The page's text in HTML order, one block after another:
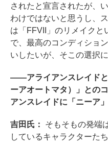
されたと宣言されたが、
わけではないと思うし、
は「FFVII」のリメイクと
で、最高のコンディショ
いしたいが、そこの選択に
――アライアンスレイド
ーアオートマタ）」との
アンスレイドに「ニーア
吉田氏： そもそもの発端
しているキャラクターた